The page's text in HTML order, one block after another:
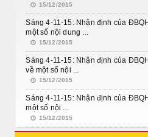
15/12/2015
Sáng 4-11-15: Nhận định của
một số nội dung ...
15/12/2015
Sáng 4-11-15: Nhận định của
về một số nội ...
15/12/2015
Sáng 4-11-15: Nhận định của
một số nội ...
15/12/2015